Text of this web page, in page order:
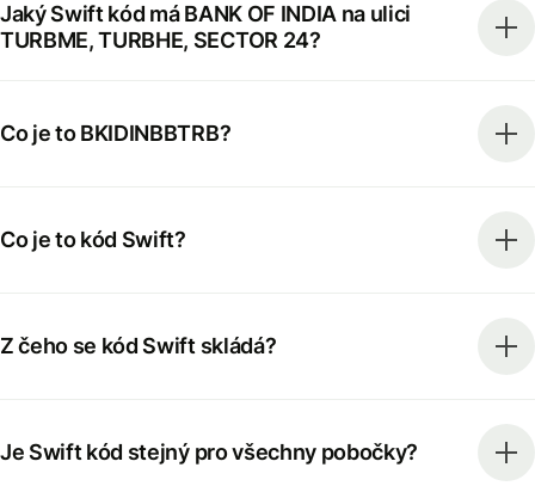
Jaký Swift kód má BANK OF INDIA na ulici
TURBME, TURBHE, SECTOR 24?
Co je to BKIDINBBTRB?
Co je to kód Swift?
Z čeho se kód Swift skládá?
Je Swift kód stejný pro všechny pobočky?